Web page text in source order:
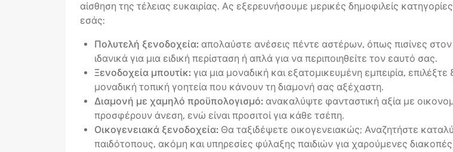
αίσθηση της τέλειας ευκαιρίας. Ας εξερευνήσουμε μερικές δημοφιλείς
εσάς:
Πολυτελή ξενοδοχεία: απολαύστε ανέσεις πέντε αστέρων, όπως πισίνες
ιδανικά για μια ειδική περίσταση ή απλά για να περιποιηθείτε τον εαυτό σας.
Ξενοδοχεία μπουτίκ: για μια μοναδική και εξατομικευμένη εμπειρία,
μοναδική τοπική γοητεία που κάνουν τη διαμονή σας αξέχαστη.
Διαμονή με χαμηλό προϋπολογισμό: ανακαλύψτε φανταστική αξία με
προσφέρουν άνεση, ενώ είναι προσιτοί για κάθε τσέπη.
Οικογενειακά ξενοδοχεία: Θα ταξιδέψετε οικογενειακώς; Αναζητήστε
παιδότοπους, ακόμη και υπηρεσίες φύλαξης παιδιών για χαρούμενες